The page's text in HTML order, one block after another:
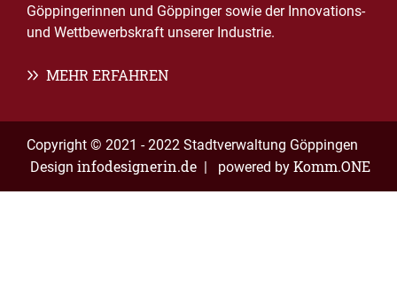
Göppingerinnen und Göppinger sowie der Innovations-
und Wettbewerbskraft unserer Industrie.
MEHR ERFAHREN
Copyright © 2021 - 2022 Stadtverwaltung Göppingen
Design infodesignerin.de | powered by Komm.ONE